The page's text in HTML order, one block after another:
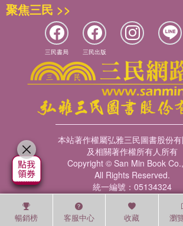
暢銷榜 客服中心 收藏 瀏
聚焦三民 >>
三民書局 三民出版
本站著作權屬弘雅三民圖書股份
及相關著作權所有人所有
Copyright © San Min Book
All Rights Reserved.
統一編號：05134324